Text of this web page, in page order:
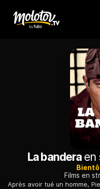
La bandera en
Films en